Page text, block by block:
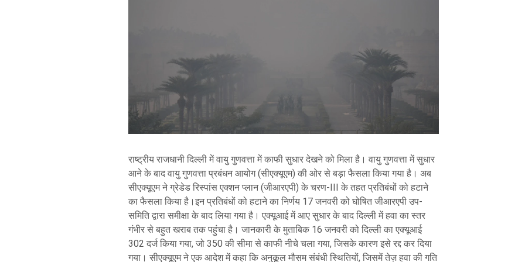
राष्ट्रीय राजधानी दिल्ली में वायु गुणवत्ता में काफी सुधार देखने को मिला है। वायु गुणवत्ता में सुधार
आने के बाद वायु गुणवत्ता प्रबंधन आयोग (सीएक्यूएम) की ओर से बड़ा फैसला किया गया है। अब
सीएक्यूएम ने ग्रेडेड रिस्पांस एक्शन प्लान (जीआरएपी) के चरण-III के तहत प्रतिबंधों को हटाने
का फैसला किया है।इन प्रतिबंधों को हटाने का निर्णय 17 जनवरी को घोषित जीआरएपी उप-
समिति द्वारा समीक्षा के बाद लिया गया है। एक्यूआई में आए सुधार के बाद दिल्ली में हवा का स्तर
गंभीर से बहुत खराब तक पहुंचा है। जानकारी के मुताबिक 16 जनवरी को दिल्ली का एक्यूआई
302 दर्ज किया गया, जो 350 की सीमा से काफी नीचे चला गया, जिसके कारण इसे रद्द कर दिया
गया। सीएक्यूएम ने एक आदेश में कहा कि अनुकूल मौसम संबंधी स्थितियों, जिसमें तेज़ हवा की गति